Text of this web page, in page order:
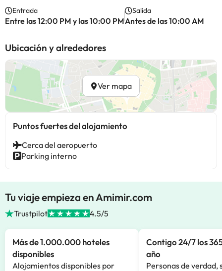
Entrada
Entre las 12:00 PM y las 10:00 PM
Salida
Antes de las 10:00 AM
Ubicación y alrededores
Ver mapa
Puntos fuertes del alojamiento
Cerca del aeropuerto
Parking interno
Tu viaje empieza en Amimir.com
Trustpilot 4.5/5
Más de 1.000.000 hoteles
disponibles
Alojamientos disponibles por
Contigo 24/7 los
año
Personas de verdad,